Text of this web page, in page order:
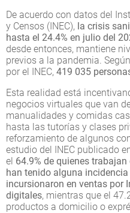
De acuerdo con datos del
y Censos (INEC), la crisis
hasta el 24.4% en julio del
desde entonces, mantiene
previos a la pandemia.
por el INEC, 419 035
Esta realidad está
negocios virtuales que van
manualidades y comidas
hasta las tutorías y clases
reforzamiento de algunos
estudio del INEC publicado
el 64.9% de quienes
han tenido alguna incidencia
incursionaron en ventas por
digitales, mientras que el
productos a domicilio o